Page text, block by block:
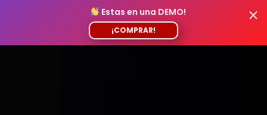
Estas en una DEMO!
¡COMPRAR!